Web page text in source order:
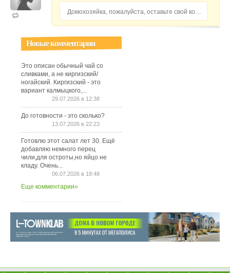
Домохозяйка, пожалуйста, оставьте свой комментарий...
Новые комментарии
Это описан обычный чай со
сливками, а не киргизский/
ногайский. Киргизский - это
вариант калмыцкого,...
29.07.2026 в 12:38
До готовности - это сколько?
13.07.2026 в 22:23
Готовлю этот салат лет 30. Ещё
добавляю немного перец
чили,для остроты,но яйцо не
кладу. Очень...
06.07.2026 в 18:48
Еще комментарии»